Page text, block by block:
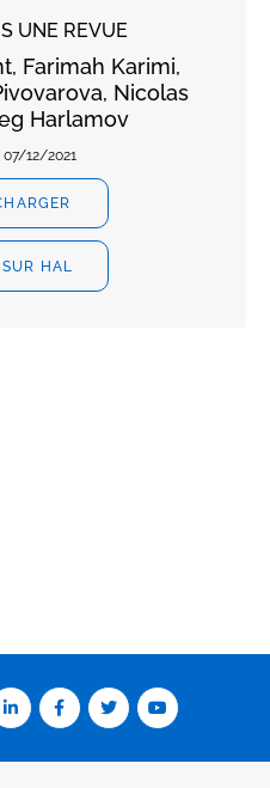
UNE REVUE
Farimah Karimi,
Nicolas
Harlamov
07/12/2021
HAL